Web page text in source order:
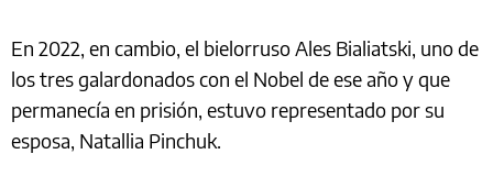
En 2022, en cambio, el bielorruso Ales Bialiatski, uno de
los tres galardonados con el Nobel de ese año y que
permanecía en prisión, estuvo representado por su
esposa, Natallia Pinchuk.